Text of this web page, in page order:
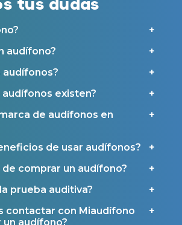
audífono?
audífonos?
existen?
de audífonos en
de usar audífonos?
comprar un audífono?
prueba auditiva?
contactar con Miaudífono
audífono?
para audífonos
y subvenciones
Miaudífono hasta 200€*
en Castilla-La Mancha
audífonos en Andalucía
y subvenciones en La Rioja
y subvenciones en Asturias
Contacto
de uso.
declaras haber leído y aceptado nuestra
Contáctanos